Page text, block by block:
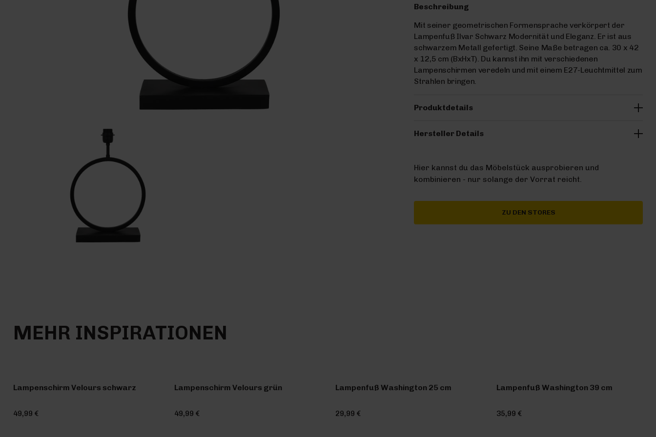
Beschreibung
Mit seiner geometrischen Formensprache verkörpert der
Lampenfuß Ilvar Schwarz Modernität und Eleganz. Er ist aus
schwarzem Metall gefertigt. Seine Maße betragen ca. 30 x 42
x 12,5 cm (BxHxT). Du kannst ihn mit verschiedenen
Lampenschirmen veredeln und mit einem E27-Leuchtmittel zum
Strahlen bringen.
Produktdetails
Hersteller Details
Hier kannst du das Möbelstück ausprobieren und
kombinieren - nur solange der Vorrat reicht.
ZU DEN STORES
MEHR INSPIRATIONEN
Lampenschirm Velours schwarz
49,99 €
Lampenschirm Velours grün
49,99 €
Lampenfuß Washington 25 cm
29,99 €
Lampenfuß Washington 39 cm
35,99 €